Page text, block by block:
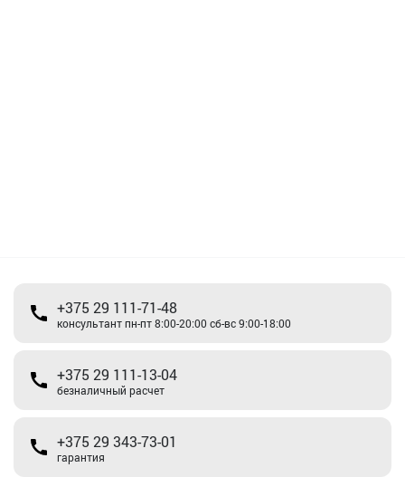
+375 29 111-71-48
консультант пн-пт 8:00-20:00 сб-вс 9:00-18:00
+375 29 111-13-04
безналичный расчет
+375 29 343-73-01
гарантия